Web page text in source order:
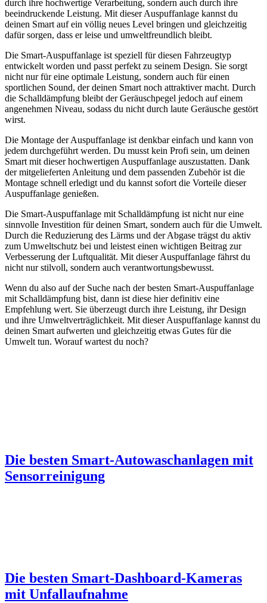
durch ihre hochwertige Verarbeitung, sondern auch durch ihre
beeindruckende Leistung. Mit dieser Auspuffanlage kannst du
deinen Smart auf ein völlig neues Level bringen und gleichzeitig
dafür sorgen, dass er leise und umweltfreundlich bleibt.
Die Smart-Auspuffanlage ist speziell für diesen Fahrzeugtyp
entwickelt worden und passt perfekt zu seinem Design. Sie sorgt
nicht nur für eine optimale Leistung, sondern auch für einen
sportlichen Sound, der deinen Smart noch attraktiver macht. Durch
die Schalldämpfung bleibt der Geräuschpegel jedoch auf einem
angenehmen Niveau, sodass du nicht durch laute Geräusche gestört
wirst.
Die Montage der Auspuffanlage ist denkbar einfach und kann von
jedem durchgeführt werden. Du musst kein Profi sein, um deinen
Smart mit dieser hochwertigen Auspuffanlage auszustatten. Dank
der mitgelieferten Anleitung und dem passenden Zubehör ist die
Montage schnell erledigt und du kannst sofort die Vorteile dieser
Auspuffanlage genießen.
Die Smart-Auspuffanlage mit Schalldämpfung ist nicht nur eine
sinnvolle Investition für deinen Smart, sondern auch für die Umwelt.
Durch die Reduzierung des Lärms und der Abgase trägst du aktiv
zum Umweltschutz bei und leistest einen wichtigen Beitrag zur
Verbesserung der Luftqualität. Mit dieser Auspuffanlage fährst du
nicht nur stilvoll, sondern auch verantwortungsbewusst.
Wenn du also auf der Suche nach der besten Smart-Auspuffanlage
mit Schalldämpfung bist, dann ist diese hier definitiv eine
Empfehlung wert. Sie überzeugt durch ihre Leistung, ihr Design
und ihre Umweltverträglichkeit. Mit dieser Auspuffanlage kannst du
deinen Smart aufwerten und gleichzeitig etwas Gutes für die
Umwelt tun. Worauf wartest du noch?
Die besten Smart-Autowaschanlagen mit
Sensorreinigung
Die besten Smart-Dashboard-Kameras
mit Unfallaufnahme